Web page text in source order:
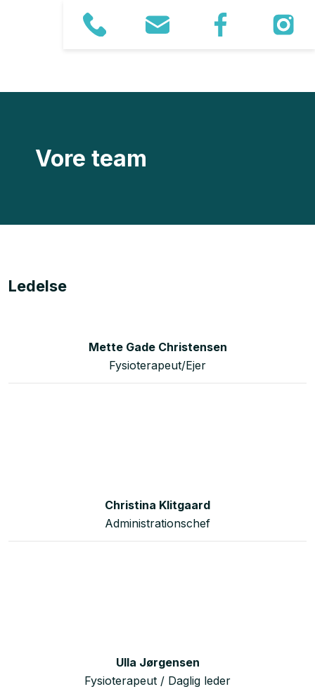
Vore team
Ledelse​
Mette Gade Christensen
Fysioterapeut/Ejer​​
Christina Klitgaard​
Administrationschef​
Ulla Jørgensen​​​​
Fysioterapeut / Daglig leder​